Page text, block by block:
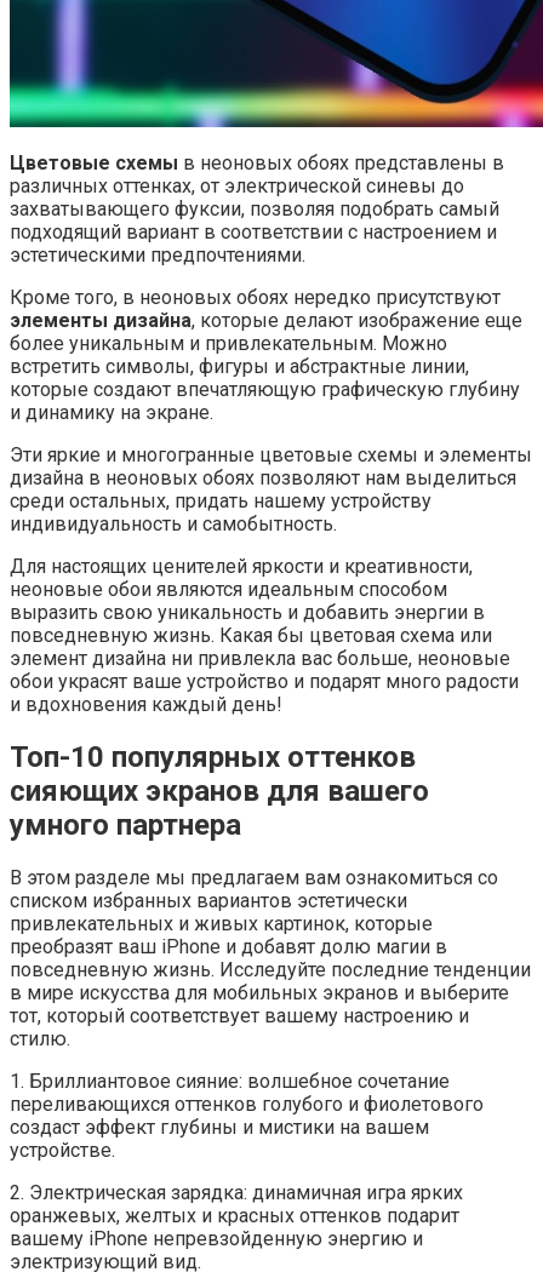
Цветовые схемы в неоновых обоях представлены в
различных оттенках, от электрической синевы до
захватывающего фуксии, позволяя подобрать самый
подходящий вариант в соответствии с настроением и
эстетическими предпочтениями.
Кроме того, в неоновых обоях нередко присутствуют
элементы дизайна, которые делают изображение еще
более уникальным и привлекательным. Можно
встретить символы, фигуры и абстрактные линии,
которые создают впечатляющую графическую глубину
и динамику на экране.
Эти яркие и многогранные цветовые схемы и элементы
дизайна в неоновых обоях позволяют нам выделиться
среди остальных, придать нашему устройству
индивидуальность и самобытность.
Для настоящих ценителей яркости и креативности,
неоновые обои являются идеальным способом
выразить свою уникальность и добавить энергии в
повседневную жизнь. Какая бы цветовая схема или
элемент дизайна ни привлекла вас больше, неоновые
обои украсят ваше устройство и подарят много радости
и вдохновения каждый день!
Топ-10 популярных оттенков
сияющих экранов для вашего
умного партнера
В этом разделе мы предлагаем вам ознакомиться со
списком избранных вариантов эстетически
привлекательных и живых картинок, которые
преобразят ваш iPhone и добавят долю магии в
повседневную жизнь. Исследуйте последние тенденции
в мире искусства для мобильных экранов и выберите
тот, который соответствует вашему настроению и
стилю.
1. Бриллиантовое сияние: волшебное сочетание
переливающихся оттенков голубого и фиолетового
создаст эффект глубины и мистики на вашем
устройстве.
2. Электрическая зарядка: динамичная игра ярких
оранжевых, желтых и красных оттенков подарит
вашему iPhone непревзойденную энергию и
электризующий вид.